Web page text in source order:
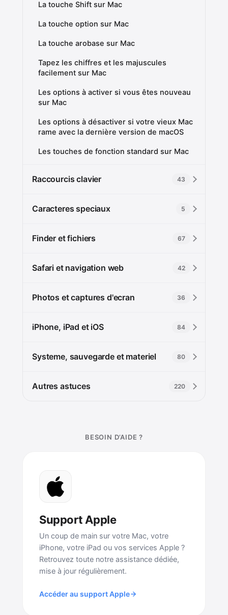
La touche Shift sur Mac
La touche option sur Mac
La touche arobase sur Mac
Tapez les chiffres et les majuscules
facilement sur Mac
Les options à activer si vous êtes nouveau
sur Mac
Les options à désactiver si votre vieux Mac
rame avec la dernière version de macOS
Les touches de fonction standard sur Mac
Raccourcis clavier 43
Caracteres speciaux 5
Finder et fichiers 67
Safari et navigation web 42
Photos et captures d'ecran 36
iPhone, iPad et iOS 84
Systeme, sauvegarde et materiel 80
Autres astuces 220
BESOIN D’AIDE ?
Support Apple
Un coup de main sur votre Mac, votre
iPhone, votre iPad ou vos services Apple ?
Retrouvez toute notre assistance dédiée,
mise à jour régulièrement.
Accéder au support Apple